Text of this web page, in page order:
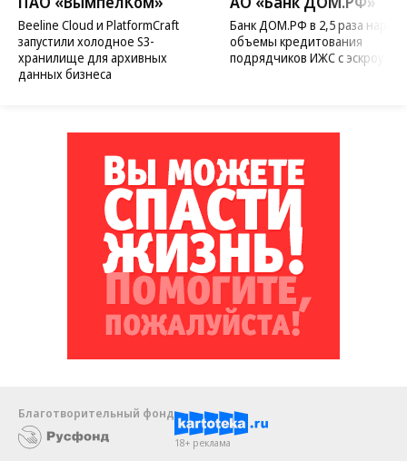
Beeline Cloud и PlatformCraft
запустили холодное S3-
хранилище для архивных
данных бизнеса
Банк ДОМ.РФ в 2,5 раза
объемы кредитования
подрядчиков ИЖС с эскроу
Благотворительный фонд
18+ реклама